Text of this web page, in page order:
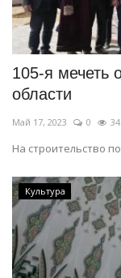
105-я мечеть
области
Май 17, 2023 0
На строительство
Культура